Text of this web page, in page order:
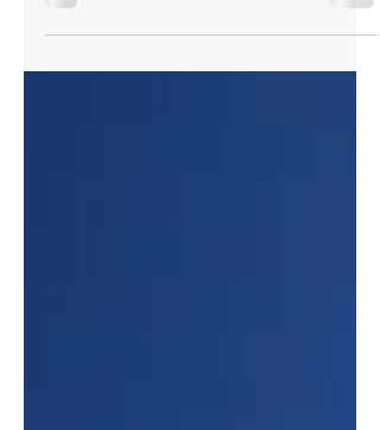
Veranstaltung der Reihe „aus & ein
blick“ des Pappel Forums statt. Dieses
Mal zum Thema Tourismus...